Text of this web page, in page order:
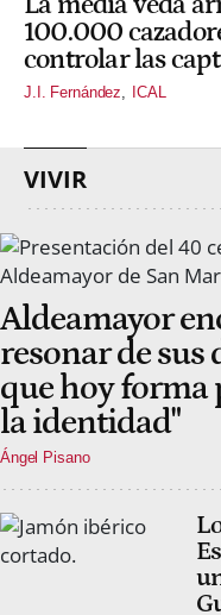
100.000
controlar las
J.I. Fernández ICAL
VIVIR
Aldeamayor
resonar de sus
que hoy forma
la identidad"
Ángel Pisano